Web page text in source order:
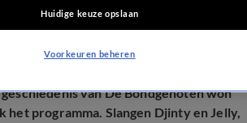
van De Bondgenoten won
het programma. Slangen Djinty en Jelly,
Huidige keuze opslaan
Voorkeuren beheren